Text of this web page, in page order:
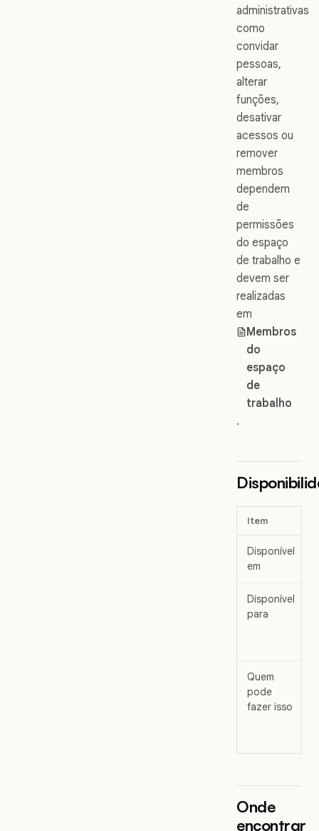
administrativas
como
convidar
pessoas,
alterar
funções,
desativar
acessos ou
remover
membros
dependem
de
permissões
do espaço
de trabalho e
devem ser
realizadas
em
Membros
do
espaço
de
trabalho
.
Item
Disponível
em
Disponível
para
Quem
pode
fazer isso
Onde
encontrar